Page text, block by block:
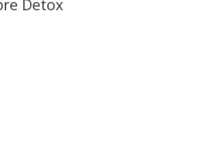
Detox